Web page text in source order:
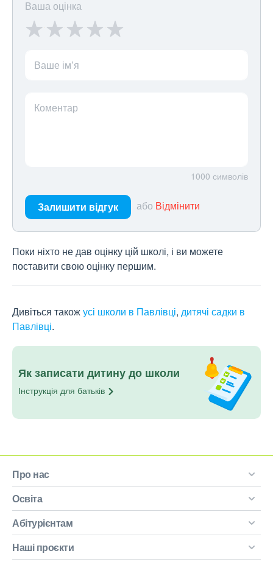
Ваша оцінка
Ваше ім’я
Коментар
1000 символів
Залишити відгук або Відмінити
Поки ніхто не дав оцінку цій школі, і ви можете
поставити свою оцінку першим.
Дивіться такожусі школи в Павлівці, дитячі садки в
Павлівці.
Як записати дитину до школи
Інструкція для батьків
Про нас
Освіта
Абітурієнтам
Наші проєкти